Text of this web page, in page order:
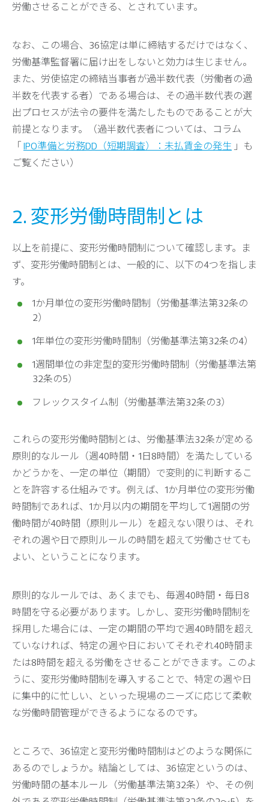
労働させることができる、とされています。
なお、この場合、36協定は単に締結するだけではなく、
労働基準監督署に届け出をしないと効力は生じません。
また、労使協定の締結当事者が過半数代表（労働者の過
半数を代表する者）である場合は、その過半数代表の選
出プロセスが法令の要件を満たしたものであることが大
前提となります。（過半数代表者については、コラム
「 IPO準備と労務DD（短期調査）：未払賃金の発生 」も
ご覧ください）
2. 変形労働時間制とは
以上を前提に、変形労働時間制について確認します。ま
ず、変形労働時間制とは、一般的に、以下の4つを指しま
す。
1か月単位の変形労働時間制（労働基準法第32条の
2）
1年単位の変形労働時間制（労働基準法第32条の4）
1週間単位の非定型的変形労働時間制（労働基準法第
32条の5）
フレックスタイム制（労働基準法第32条の3）
これらの変形労働時間制とは、労働基準法32条が定める
原則的なルール（週40時間・1日8時間）を満たしている
かどうかを、一定の単位（期間）で変則的に判断するこ
とを許容する仕組みです。例えば、1か月単位の変形労働
時間制であれば、1か月以内の期間を平均して1週間の労
働時間が40時間（原則ルール）を超えない限りは、それ
ぞれの週や日で原則ルールの時間を超えて労働させても
よい、ということになります。
原則的なルールでは、あくまでも、毎週40時間・毎日8
時間を守る必要があります。しかし、変形労働時間制を
採用した場合には、一定の期間の平均で週40時間を超え
ていなければ、特定の週や日においてそれぞれ40時間ま
たは8時間を超える労働をさせることができます。このよ
うに、変形労働時間制を導入することで、特定の週や日
に集中的に忙しい、といった現場のニーズに応じて柔軟
な労働時間管理ができるようになるのです。
ところで、36協定と変形労働時間制はどのような関係に
あるのでしょうか。結論としては、36協定というのは、
労働時間の基本ルール（労働基準法第32条）や、その例